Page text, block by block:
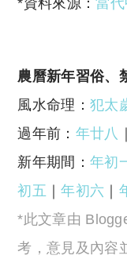
農曆新年習俗、
風水命理： 犯太
過年前： 年廿八 ｜
新年期間： 年初
初五 ｜年初六 ｜
*此文章由
考，意見及內容